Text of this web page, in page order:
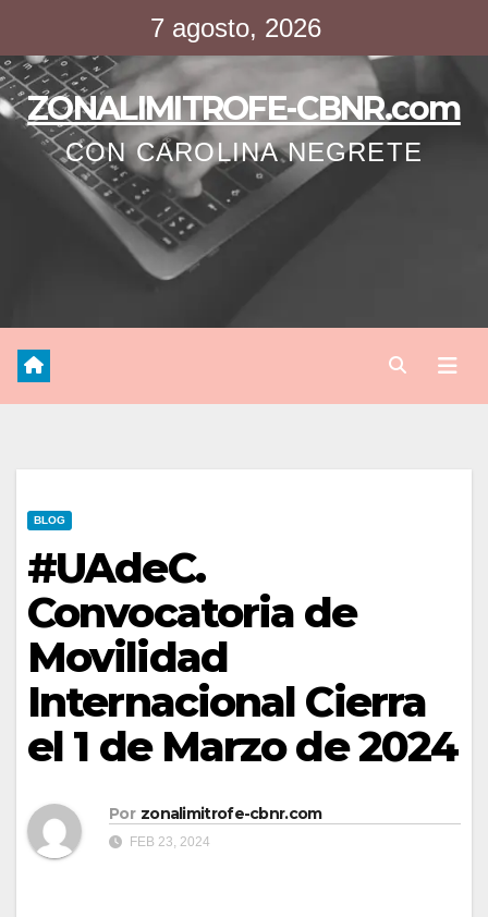
contenido
7 agosto, 2026
ZONALIMITROFE-CBNR.com
CON CAROLINA NEGRETE
BLOG
#UAdeC.
Convocatoria de
Movilidad
Internacional Cierra
el 1 de Marzo de 2024
Por zonalimitrofe-cbnr.com
FEB 23, 2024